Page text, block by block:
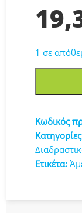
1 σε
Κατοικίδιο
Ασπρο
BBOOP001-
Κωδικός
Ετικέτα: